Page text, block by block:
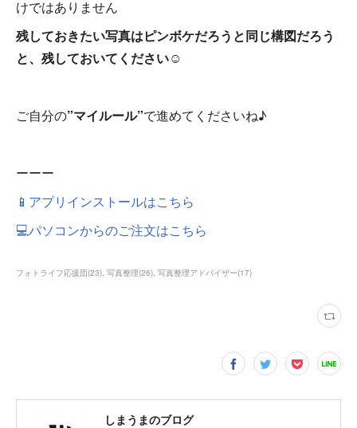
けではありません
残しておきたい写真はピンボケだろうと同じ構図だろう
と、残しておいてください☺
ご自分の”マイルール”で進めてくださいね♪
ーーー
📱アプリインストールはこちら
💻パソコンからのご注文はこちら
フォトライフ応援団(23) 写真整理(26) 写真整理アドバイザー(17)
しまうまのブログ